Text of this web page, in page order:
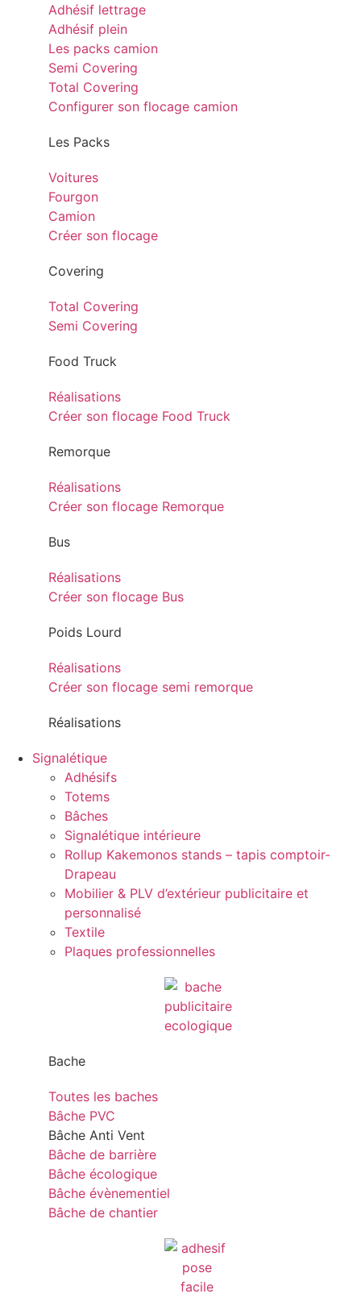
Adhésif lettrage
Adhésif plein
Les packs camion
Semi Covering
Total Covering
Configurer son flocage camion
Les Packs
Voitures
Fourgon
Camion
Créer son flocage
Covering
Total Covering
Semi Covering
Food Truck
Réalisations
Créer son flocage Food Truck
Remorque
Réalisations
Créer son flocage Remorque
Bus
Réalisations
Créer son flocage Bus
Poids Lourd
Réalisations
Créer son flocage semi remorque
Réalisations
Signalétique
Adhésifs
Totems
Bâches
Signalétique intérieure
Rollup Kakemonos stands – tapis comptoir-
Drapeau
Mobilier & PLV d’extérieur publicitaire et
personnalisé
Textile
Plaques professionnelles
Bache
Toutes les baches
Bâche PVC
Bâche Anti Vent
Bâche de barrière
Bâche écologique
Bâche évènementiel
Bâche de chantier